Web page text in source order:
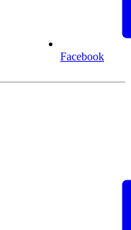
Facebook